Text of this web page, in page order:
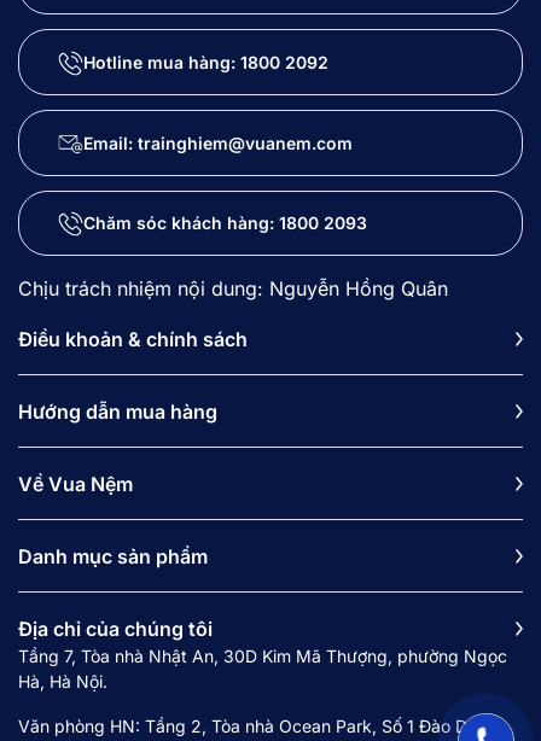
Hotline mua hàng: 1800 2092
Email: trainghiem@vuanem.com
Chăm sóc khách hàng: 1800 2093
Chịu trách nhiệm nội dung: Nguyễn Hồng Quân
Điều khoản & chính sách
Hướng dẫn mua hàng
Về Vua Nệm
Danh mục sản phẩm
Địa chỉ của chúng tôi
Tầng 7, Tòa nhà Nhật An, 30D Kim Mã Thượng, phường Ngọc
Hà, Hà Nội.
Văn phòng HN: Tầng 2, Tòa nhà Ocean Park, Số 1 Đào Duy